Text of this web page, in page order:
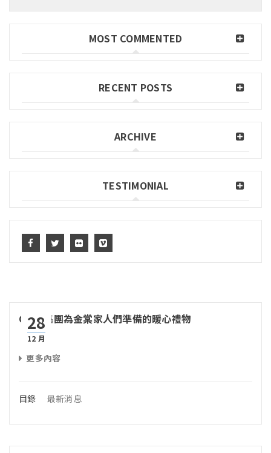
MOST COMMENTED
RECENT POSTS
ARCHIVE
TESTIMONIAL
28
12 月
CIVIL集團為金棠家人們準備的暖心禮物
更多內容
目錄 最新消息